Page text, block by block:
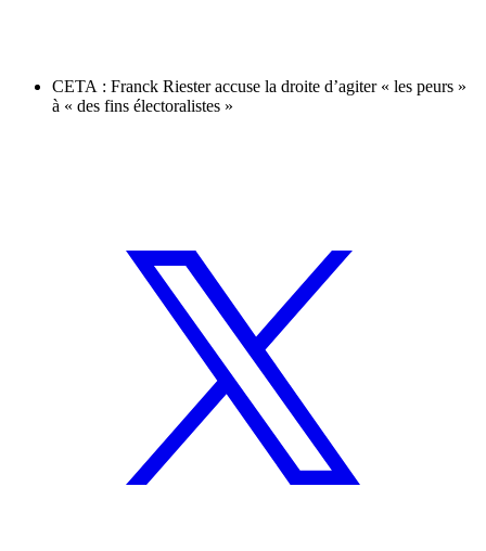
CETA : Franck Riester accuse la droite d’agiter « les peurs »
à « des fins électoralistes »